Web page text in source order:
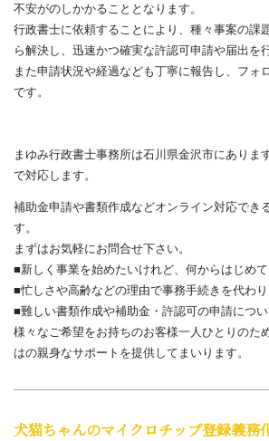
不安がのしかかることとなります。
行政書士に依頼することにより、種々事案の課
ら解決し、迅速かつ確実な許認可申請や届出を行
また申請状況や経過なども丁寧に報告し、フォ
です。
まゆみ行政書士事務所は石川県金沢市にありま
で対応します。
補助金申請や書類作成などオンライン対応でき
す。
まずはお気軽にお問合せ下さい。
■新しく事業を始めたいけれど、何からはじめ
■忙しさや高齢などの理由で事務手続きを代わ
■難しい書類作成や補助金・許認可の申請につ
様々なご希望をお持ちのお客様一人ひとりのた
はの親身なサポートを提供してまいります。
犬猫ちゃんのマイクロチップ登録義務